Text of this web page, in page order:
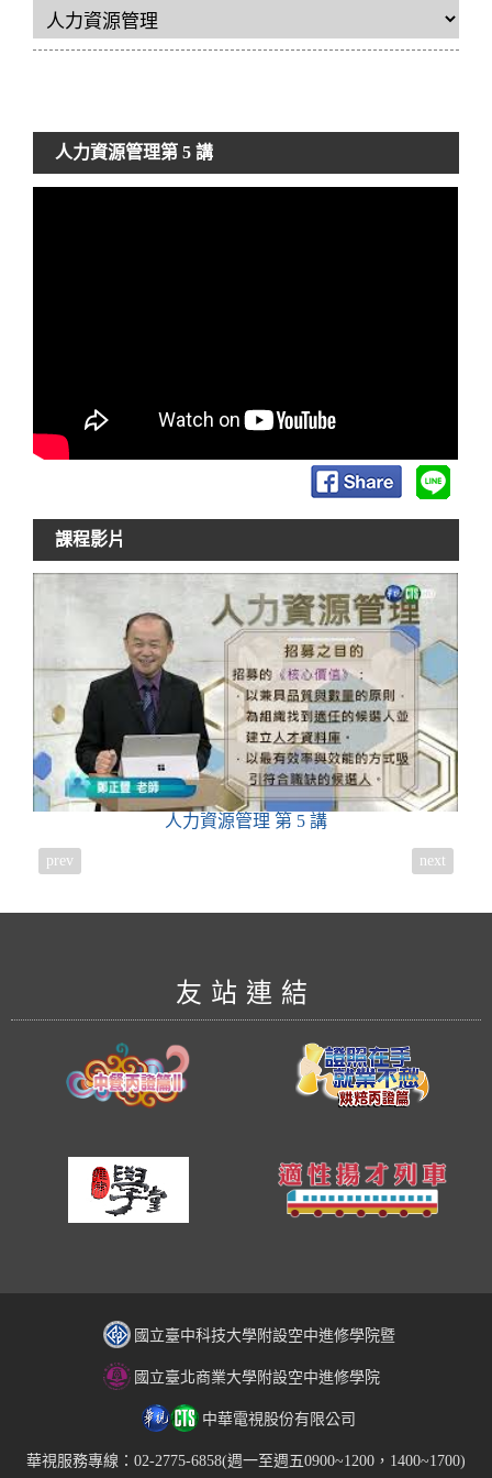
人力資源管理第 5 講
課程影片
人力資源管理 第 5 講
prev next
友站連結
國立臺中科技大學附設空中進修學院暨
國立臺北商業大學附設空中進修學院
中華電視股份有限公司
華視服務專線：02-2775-6858(週一至週五0900~1200，1400~1700)